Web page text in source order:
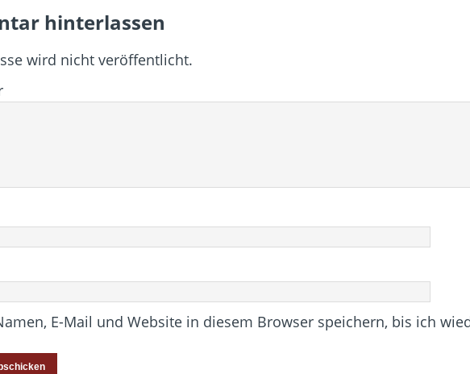
hinterlassen
wird nicht veröffentlicht.
E-Mail und Website in diesem Browser speichern, bis ich